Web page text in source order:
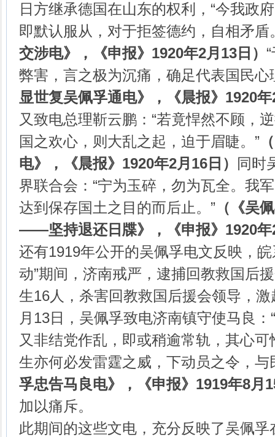
日方继承德国在山东的权利，“今我政
即默认服从，对于拒签德约，自相矛盾
交涉电》，《申报》 1920年2月 13 日）
弊害，言之极为沉痛，确足代表国民心
显世复吴佩孚通电》，《晨报》 1920年
又致电总理靳云鹏：“若竟悍然不顾，
国之欢心，则大乱之起，迫于眉睫。”
电》，《晨报》 1920年2月 16 日）
同时
界联合会：“宁为玉碎，勿为瓦全。我
达到保存国土之目的而后止。” （《吴
——坚持退还日牒》，《申报》 1920年
还有1919年公开的吴佩孚电文反映，
动”期间，济南戒严，逮捕回教救国后
生16人，杀害回教救国后援会领导，
月13日，吴佩孚致电济南镇守使马良
又非结党作乱，即或稍逾常轨，其心
生亦何必发雷霆之威，下动员之令，与
孚忠告马良电》，《申报》 1919年8月
加以痛斥。
此期间的这些文电，充分反映了吴佩孚